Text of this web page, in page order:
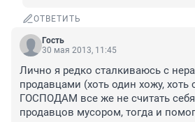
ОТВЕТИТЬ
Гость
30 мая 2013, 11:45
Лично я редко сталкиваюсь с
продавцами (хоть один хожу,
ГОСПОДАМ все же не считать
продавцов мусором, тогда и